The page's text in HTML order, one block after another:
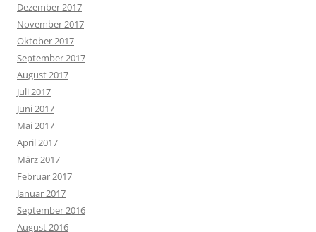
Dezember 2017
November 2017
Oktober 2017
September 2017
August 2017
Juli 2017
Juni 2017
Mai 2017
April 2017
März 2017
Februar 2017
Januar 2017
September 2016
August 2016